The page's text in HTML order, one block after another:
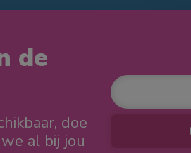
de
doe
al bij jou